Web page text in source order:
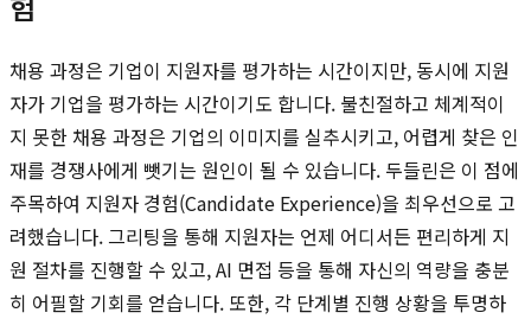
채용 과정은 기업이 지원자를 평가하는 시간이지만, 동시에 지원
자가 기업을 평가하는 시간이기도 합니다. 불친절하고 체계적이
지 못한 채용 과정은 기업의 이미지를 실추시키고, 어렵게 찾은 인
재를 경쟁사에게 뺏기는 원인이 될 수 있습니다. 두들린은 이 점에
주목하여 지원자 경험(Candidate Experience)을 최우선으로 고
려했습니다. 그리팅을 통해 지원자는 언제 어디서든 편리하게 지
원 절차를 진행할 수 있고, AI 면접 등을 통해 자신의 역량을 충분
히 어필할 기회를 얻습니다. 또한, 각 단계별 진행 상황을 투명하